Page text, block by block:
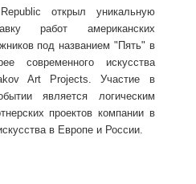
открыл уникальную
работ американских
под названием "Пять" в
современного искусства
Art Projects. Участие в
тии является логическим
проектов компании в
в Европе и России.